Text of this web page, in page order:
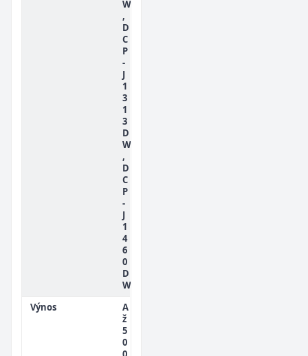
W
,
D
C
P
-
J
1
3
1
3
D
W
,
D
C
P
-
J
1
4
6
0
D
W
Výnos
A
ž
5
0